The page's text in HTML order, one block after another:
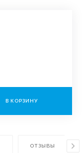
В КОРЗИНУ
ОТЗЫВЫ